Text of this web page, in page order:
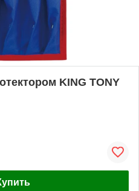
KING TONY